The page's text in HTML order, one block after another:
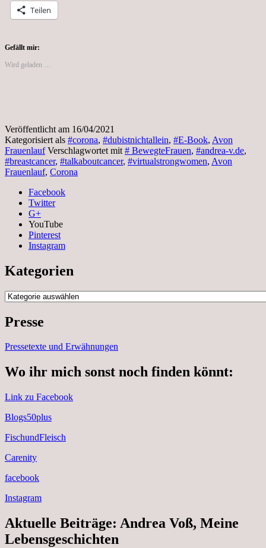
Teilen
Gefällt mir:
Wird geladen …
Veröffentlicht am 16/04/2021
Kategorisiert als #corona, #dubistnichtallein, #E-Book, Avon
Frauenlauf Verschlagwortet mit # BewegteFrauen, #andrea-v.de,
#breastcancer, #talkaboutcancer, #virtualstrongwomen, Avon
Frauenlauf, Corona
Facebook
Twitter
G+
YouTube
Pinterest
Instagram
Kategorien
Kategorien
Presse
Pressetexte und Erwähnungen
Wo ihr mich sonst noch finden könnt:
Link zu Facebook
Blogs50plus
FischundFleisch
Carenity
facebook
Instagram
Aktuelle Beiträge: Andrea Voß, Meine
Lebensgeschichten